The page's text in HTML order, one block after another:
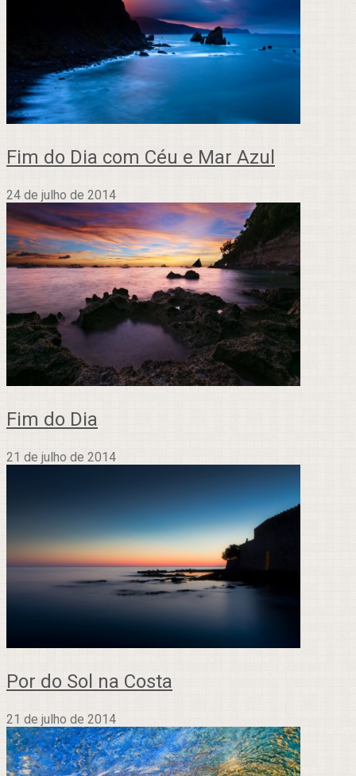
Fim do Dia com Céu e Mar Azul
24 de julho de 2014
Fim do Dia
21 de julho de 2014
Por do Sol na Costa
21 de julho de 2014